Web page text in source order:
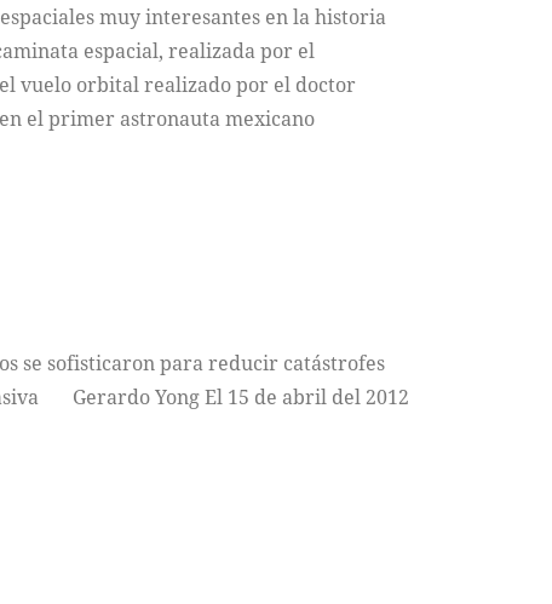
muy interesantes en la historia
espacial, realizada por el
vuelo orbital realizado por el doctor
el primer astronauta mexicano
se sofisticaron para reducir catástrofes
Gerardo Yong El 15 de abril del 2012